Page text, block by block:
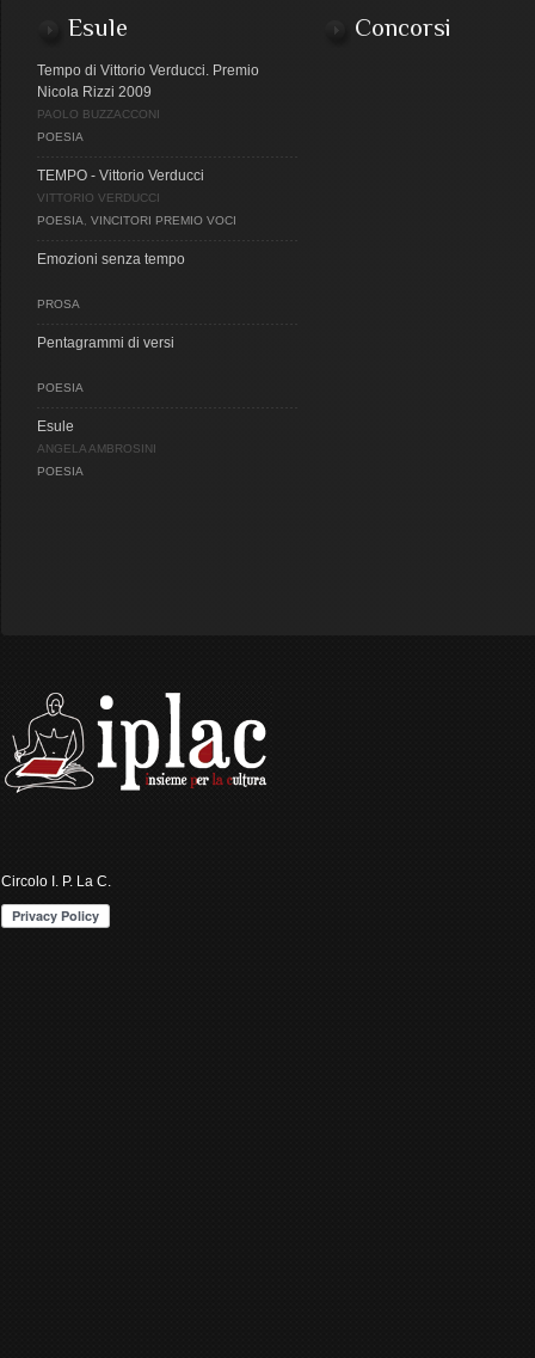
Esule
Tempo di Vittorio Verducci. Premio
Nicola Rizzi 2009
PAOLO BUZZACCONI
POESIA
TEMPO - Vittorio Verducci
VITTORIO VERDUCCI
POESIA
VINCITORI PREMIO VOCI
Emozioni senza tempo
PROSA
Pentagrammi di versi
POESIA
Esule
ANGELA AMBROSINI
POESIA
Concorsi
Circolo I. P. La C.